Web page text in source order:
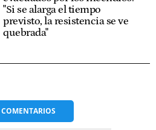
"Si se alarga el tiempo
previsto, la resistencia se ve
quebrada"
COMENTARIOS